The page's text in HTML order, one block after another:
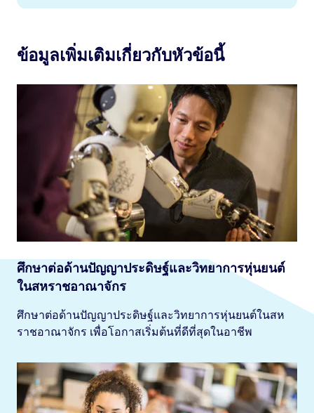
ข้อมูลเพิ่มเติมเกี่ยวกับหัวข้อนี้
ศึกษาต่อด้านปัญญาประดิษฐ์และวิทยาการหุ่นยนต์
ในสหราชอาณาจักร
ศึกษาต่อด้านปัญญาประดิษฐ์และวิทยาการหุ่นยนต์ในสห
ราชอาณาจักร เพื่อโอกาสเริ่มต้นที่ดีที่สุดในอาชีพ